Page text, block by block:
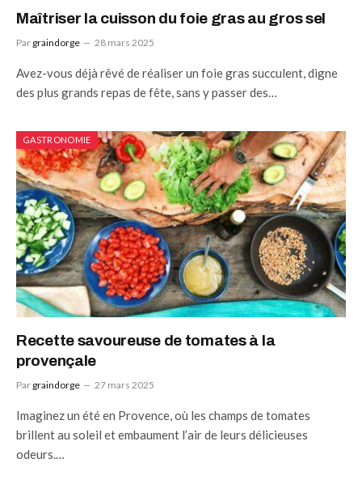
Maîtriser la cuisson du foie gras au gros sel
Par graindorge 28 mars 2025
Avez-vous déjà rêvé de réaliser un foie gras succulent, digne
des plus grands repas de fête, sans y passer des…
GASTRONOMIE
Recette savoureuse de tomates à la
provençale
Par graindorge 27 mars 2025
Imaginez un été en Provence, où les champs de tomates
brillent au soleil et embaument l’air de leurs délicieuses
odeurs.…